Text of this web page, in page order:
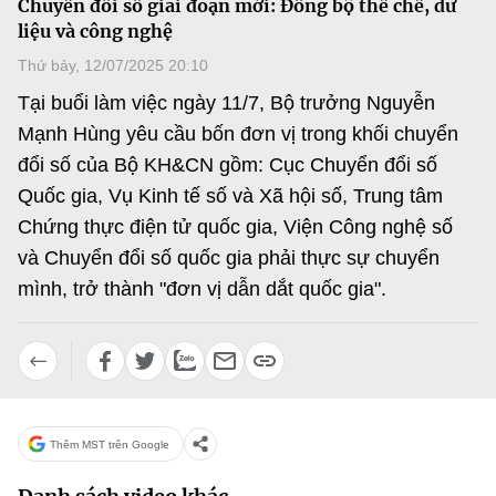
Sở Khoa học và Công nghệ
Chuyển đổi số
Sở hữu trí tuệ
Tiêu chuẩn, đo lường, chất lượng
Năng lượng nguyên tử
Tin tổng hợp
Tin địa phương
Văn bản QPPL
Văn bản chỉ đạo điều hành
Lấy ý kiến người dân về dự thảo VBQPPL
MST IOFFICE
THỐNG KÊ
Khoa học và Công nghệ
Đổi mới sáng tạo
Chuyển đổi số
Bưu chính, Viễn thông
Sở hữu trí tuệ
Năng lượng nguyên tử
Multimedia
THƯ ĐIỆN TỬ
Khác
Videos
Ảnh
Nhiệm vụ trọng tâm
Chuyển đổi số giai đoạn mới: Đồng bộ thể chế, dữ
liệu và công nghệ
Thứ bảy, 12/07/2025 20:10
Tại buổi làm việc ngày 11/7, Bộ trưởng Nguyễn
Mạnh Hùng yêu cầu bốn đơn vị trong khối chuyển
đổi số của Bộ KH&CN gồm: Cục Chuyển đổi số
Quốc gia, Vụ Kinh tế số và Xã hội số, Trung tâm
Chứng thực điện tử quốc gia, Viện Công nghệ số
và Chuyển đổi số quốc gia phải thực sự chuyển
mình, trở thành "đơn vị dẫn dắt quốc gia".
Thêm MST trên Google